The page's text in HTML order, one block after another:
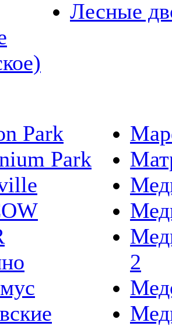
Лесные
Park
Park
2